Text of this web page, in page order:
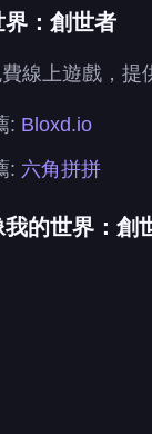
：創世者
線上遊戲，提
: Bloxd.io
: 六角拼拼
的世界：創